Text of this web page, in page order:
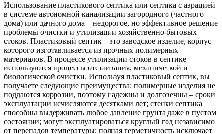
Использование пластикового септика или септика с аэрацией
в системе автономной канализации загородного (частного
дома) или дачного дома – недорогое, но эффективное решение
проблемы очистки и утилизации хозяйственно-бытовых
стоков. Пластиковый септик – это заводское изделие, корпус
которого изготавливается из прочных полимерных
материалов. В процессе утилизации стоков в септике
используются процессы отстаивания, механической и
биологической очистки. Используя пластиковый септик, вы
получаете следующие преимущества: полимерные изделия не
поддаются коррозии, поэтому надежны и долговечны – сроки
эксплуатации исчисляются десятками лет; стенки септика
способны выдерживать любое давление грунта даже в пустом
состоянии; могут эксплуатироваться круглый год независимо
от перепадов температуры; полная герметичность исключает